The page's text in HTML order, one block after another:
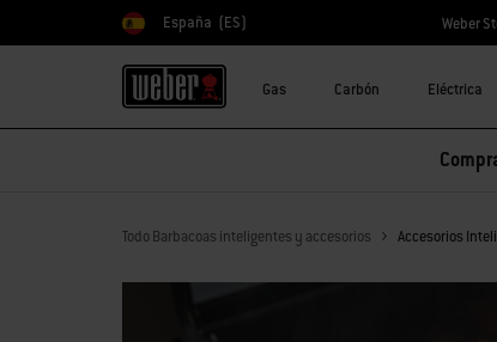
Elegir país
España (ES) Weber
Gas Carbón Eléctrica
Todo Barbacoas inteligentes y accesorios Accesorios